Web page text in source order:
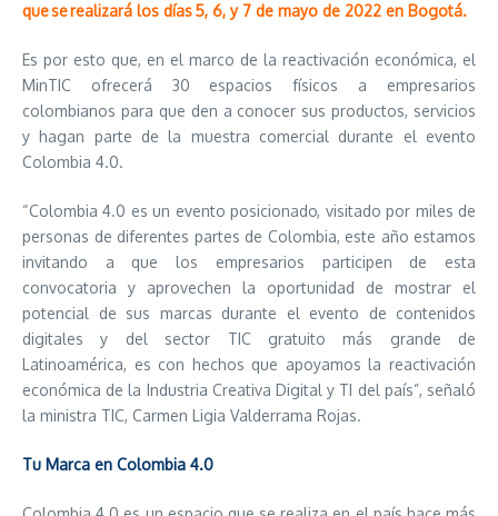
que se realizará los días 5, 6, y 7 de mayo de 2022 en Bogotá.
Es por esto que, en el marco de la reactivación económica, el
MinTIC ofrecerá 30 espacios físicos a empresarios
colombianos para que den a conocer sus productos, servicios
y hagan parte de la muestra comercial durante el evento
Colombia 4.0.
“Colombia 4.0 es un evento posicionado, visitado por miles de
personas de diferentes partes de Colombia, este año estamos
invitando a que los empresarios participen de esta
convocatoria y aprovechen la oportunidad de mostrar el
potencial de sus marcas durante el evento de contenidos
digitales y del sector TIC gratuito más grande de
Latinoamérica, es con hechos que apoyamos la reactivación
económica de la Industria Creativa Digital y TI del país”, señaló
la ministra TIC, Carmen Ligia Valderrama Rojas.
Tu Marca en Colombia 4.0